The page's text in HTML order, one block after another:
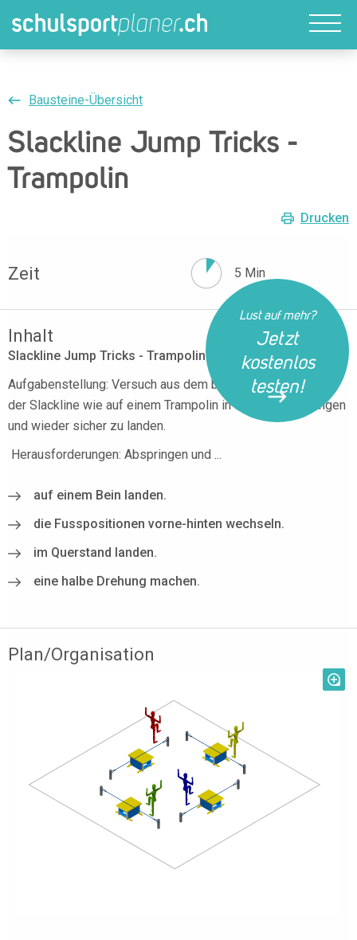
Lust auf mehr?
Jetzt
kostenlos
testen!
Bausteine-Übersicht
Slackline Jump Tricks -
Trampolin
Drucken
Zeit 5 Min
Inhalt
Slackline Jump Tricks - Trampolin
Aufgabenstellung: Versuch aus dem beidbeinigen Stand auf
der Slackline wie auf einem Trampolin in die Luft zu springen
und wieder sicher zu landen.
Herausforderungen: Abspringen und ...
auf einem Bein landen.
die Fusspositionen vorne-hinten wechseln.
im Querstand landen.
eine halbe Drehung machen.
Plan/Organisation